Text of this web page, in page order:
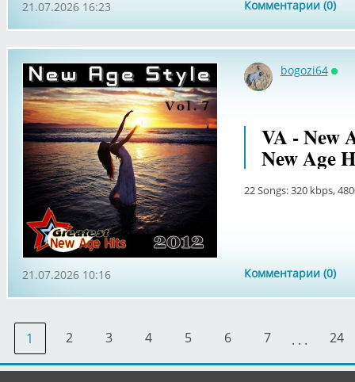
Комментарии (0)
21.07.2026 16:23
bogozi64
VA - New
New Age
22 Songs: 320 kbps,
Комментарии (0)
21.07.2026 10:16
1 2 3 4 5 6 7 . . . 24